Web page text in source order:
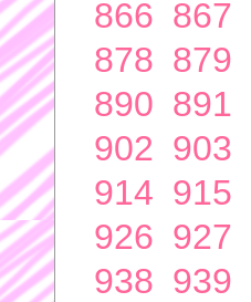
866 867
878 879
890 891
902 903
914 915
926 927
938 939